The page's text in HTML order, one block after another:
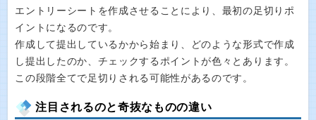
エントリーシートを作成させることにより、最初の足切りポ
イントになるのです。
作成して提出しているかから始まり、どのような形式で作成
し提出したのか、チェックするポイントが色々とあります。
この段階全てで足切りされる可能性があるのです。
注目されるのと奇抜なものの違い